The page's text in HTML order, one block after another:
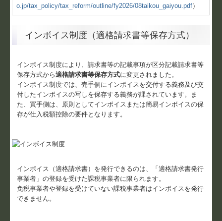
FX4クラウド
創業支援
節税対策
相続対策
お問合せ
個人情報保護方針
リンク集
o.jp/tax_policy/tax_reform/outline/fy2026/08taikou_gaiyou.pdf）
インボイス制度（適格請求書等保存方式）
インボイス制度により、請求書等の記載事項が区分記載請求書等
保存方式から適格請求書等保存方式に変更されました。
インボイス制度では、売手側にインボイスを交付する義務及び交
付したインボイスの写しを保存する義務が課されています。ま
た、買手側は、原則としてインボイスまたは簡易インボイスの保
存が仕入税額控除の要件となります。
インボイス（適格請求書）を発行できるのは、「適格請求書発行
事業者」の登録を受けた課税事業者に限られます。
免税事業者や登録を受けていない課税事業者はインボイスを発行
できません。